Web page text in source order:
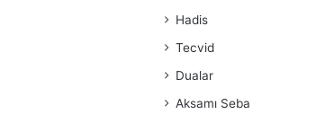
Hadis
Tecvid
Dualar
Aksamı Seba